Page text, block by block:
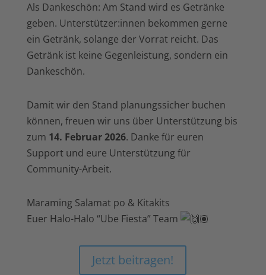
Als Dankeschön: Am Stand wird es Getränke
geben. Unterstützer:innen bekommen gerne
ein Getränk, solange der Vorrat reicht. Das
Getränk ist keine Gegenleistung, sondern ein
Dankeschön.
Damit wir den Stand planungssicher buchen
können, freuen wir uns über Unterstützung bis
zum 14. Februar 2026. Danke für euren
Support und eure Unterstützung für
Community-Arbeit.
Maraming Salamat po & Kitakits
Euer Halo-Halo “Ube Fiesta” Team
Jetzt beitragen!